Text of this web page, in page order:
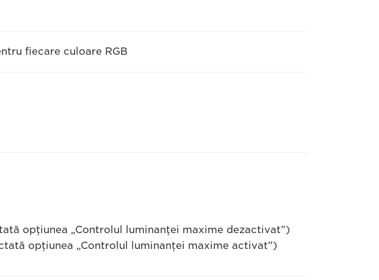
fiecare culoare RGB
opţiunea „Controlul luminanţei maxime dezactivat”)
opţiunea „Controlul luminanţei maxime activat”)